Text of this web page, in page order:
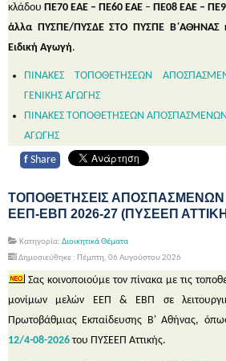
κλάδου ΠΕ70 ΕΑΕ – ΠΕ60 ΕΑΕ – ΠΕ08 ΕΑΕ –
άλλα ΠΥΣΠΕ/ΠΥΣΔΕ ΣΤΟ ΠΥΣΠΕ Β΄ΑΘΗΝΑΣ
Ειδική Αγωγή.
ΠΙΝΑΚΕΣ ΤΟΠΟΘΕΤΗΣΕΩΝ
ΓΕΝΙΚΗΣ ΑΓΩΓΗΣ
ΠΙΝΑΚΕΣ ΤΟΠΟΘΕΤΗΣΕΩΝ
ΑΓΩΓΗΣ
f Share
ΤΟΠΟΘΕΤΗΣΕΙΣ
ΕΕΠ-ΕΒΠ 2026-27 (ΠΥΣΕΕΠ
Κατηγορία: Διοικητικά Θέματα
Δημοσιεύθηκε : Πέμπτη, 06 Αυγούστου 2026
Σας κοινοποιούμε τον πίνακα με τις
μονίμων μελών ΕΕΠ & ΕΒΠ σε
Πρωτοβάθμιας Εκπαίδευσης Β' Αθήνας,
12/4-08-2026 του ΠΥΣΕΕΠ Αττικής.